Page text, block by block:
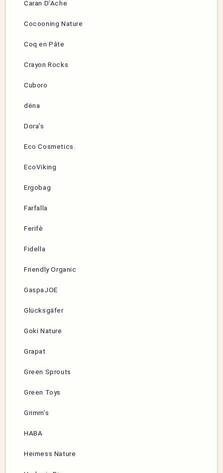
Caran D’Ache
Cocooning Nature
Coq en Pâte
Crayon Rocks
Cuboro
dëna
Dora’s
Eco Cosmetics
EcoViking
Ergobag
Farfalla
Ferifè
Fidella
Friendly Organic
GaspaJOE
Glücksgäfer
Goki Nature
Grapat
Green Sprouts
Green Toys
Grimm’s
HABA
Heimess Nature